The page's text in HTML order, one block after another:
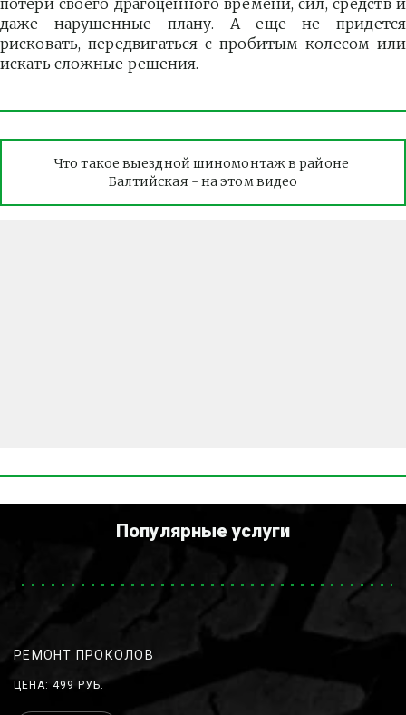
потери своего драгоценного времени, сил, средств и
даже нарушенные плану. А еще не придется
рисковать, передвигаться с пробитым колесом или
искать сложные решения.
Что такое выездной шиномонтаж в районе
Балтийская - на этом видео
Популярные услуги
РЕМОНТ ПРОКОЛОВ
ЦЕНА: 499 РУБ.